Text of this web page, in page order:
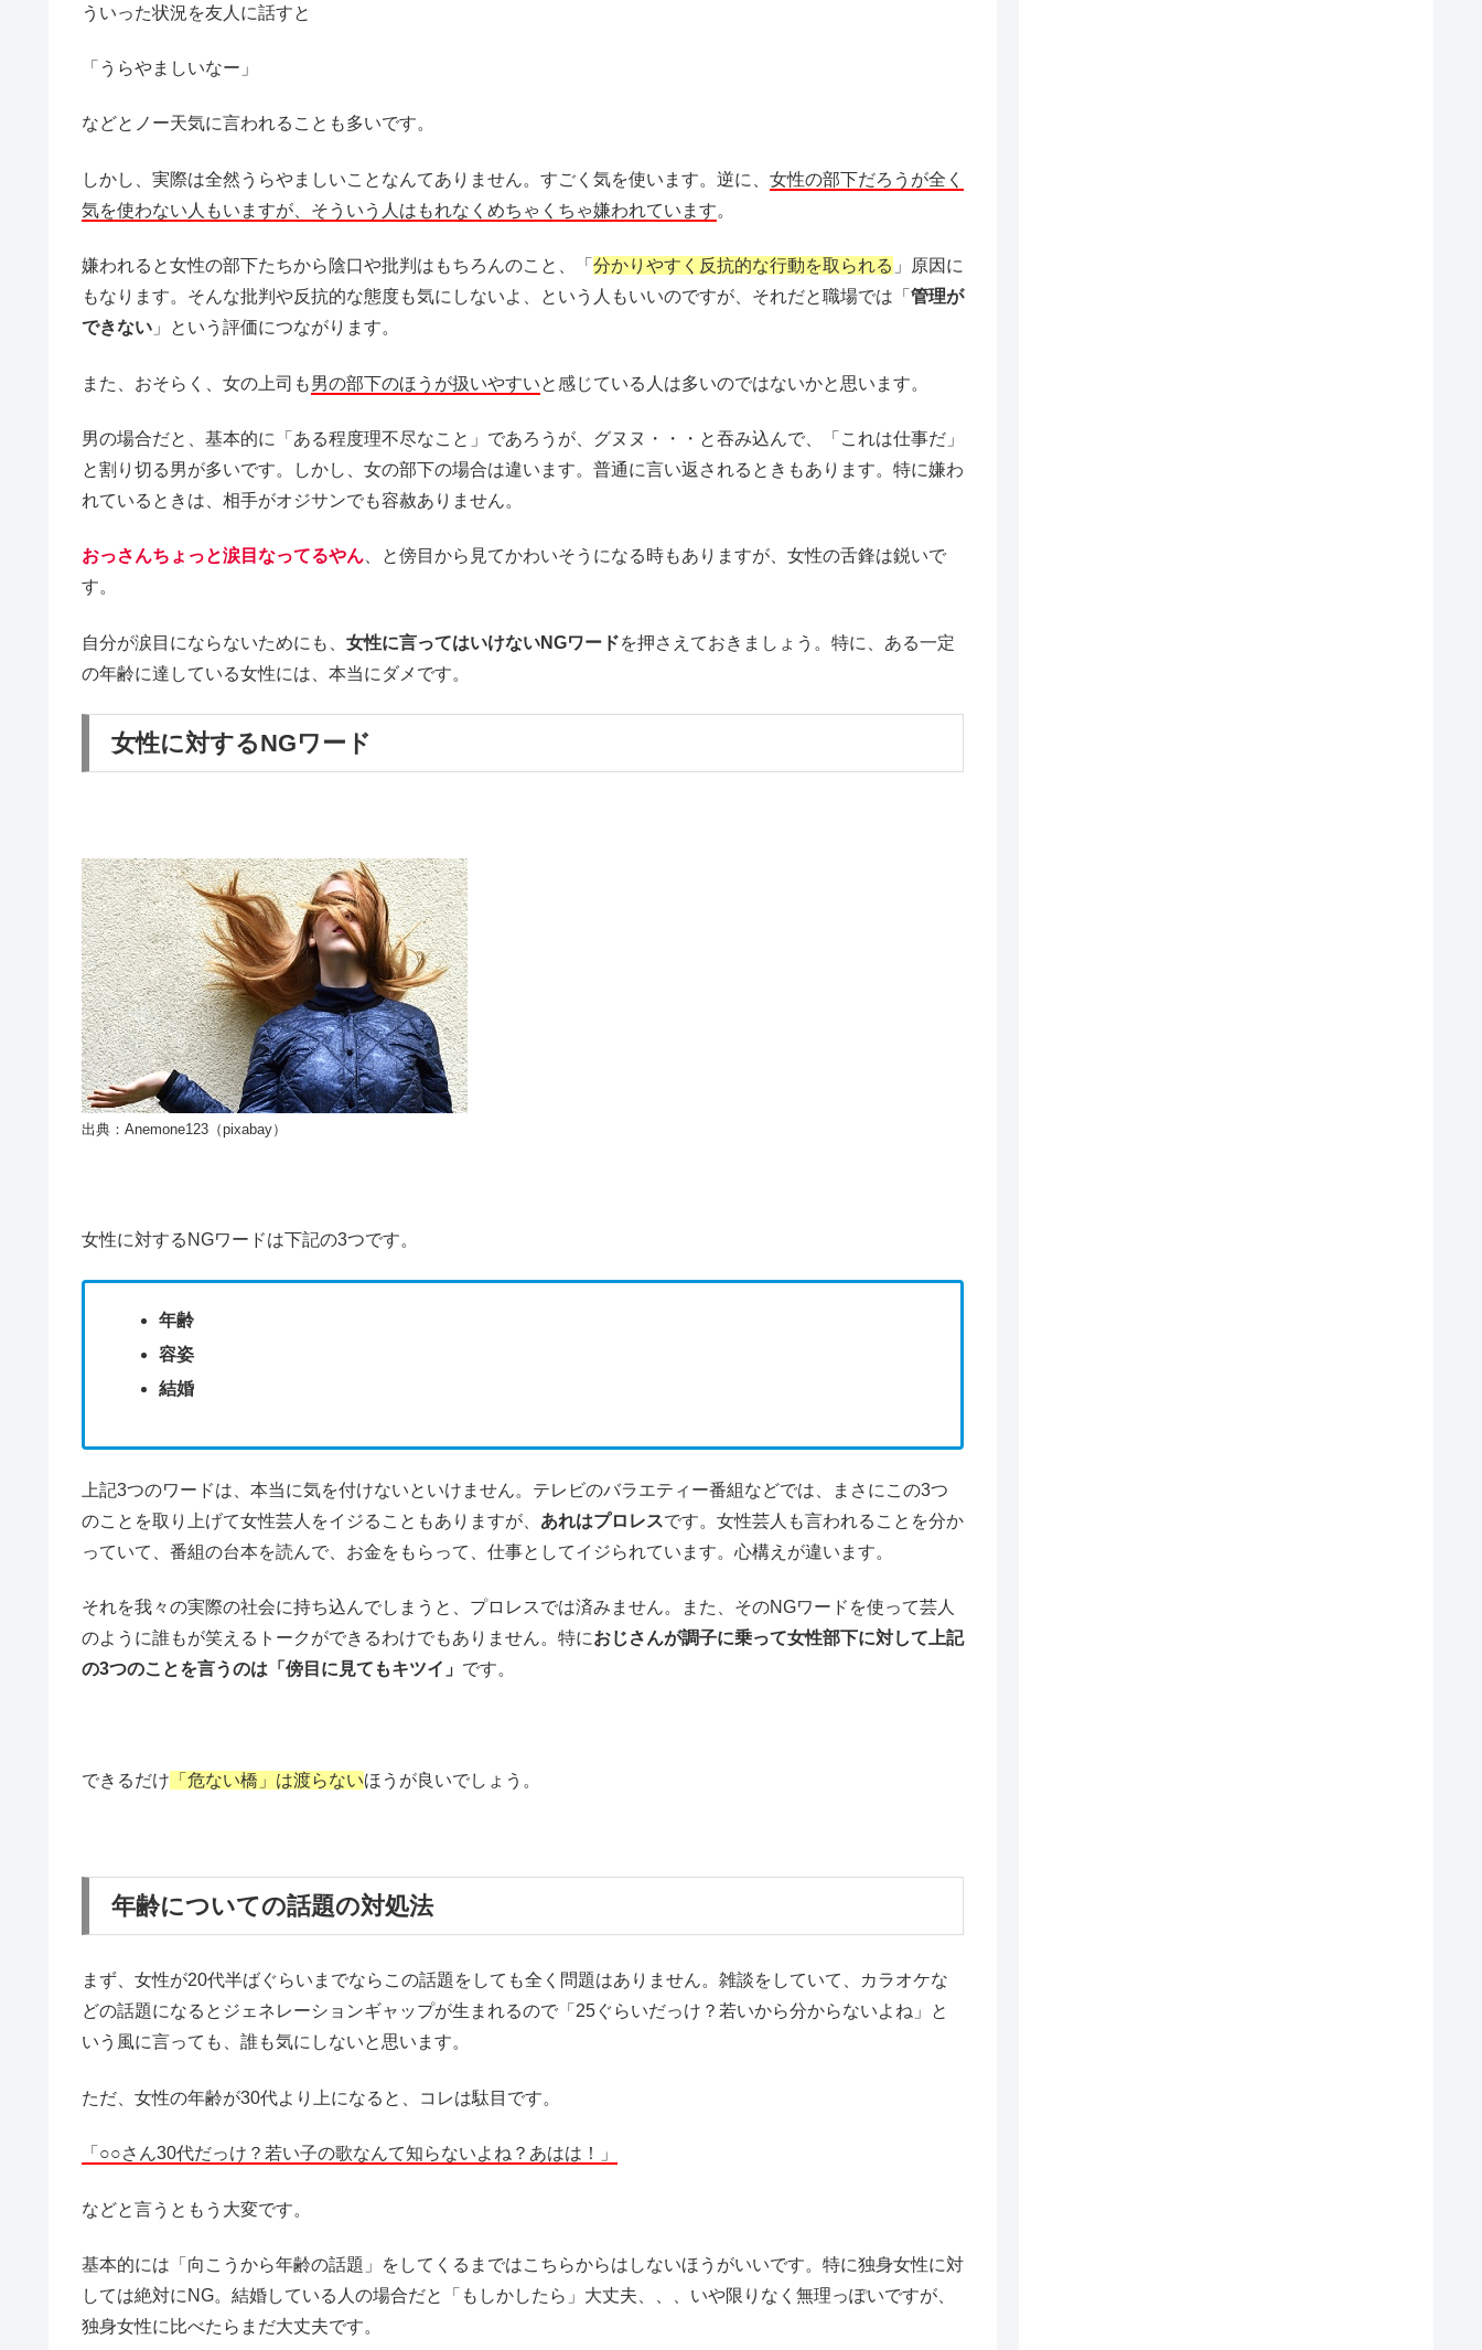
ういった状況を友人に話すと
「うらやましいなー」
などとノー天気に言われることも多いです。
しかし、実際は全然うらやましいことなんてありません。すごく気を使います。逆に、 女性の部下だろうが全く
気を使わない人もいますが、そういう人はもれなくめちゃくちゃ嫌われています。
嫌われると女性の部下たちから陰口や批判はもちろんのこと、「 分かりやすく反抗的な行動を取られる 」原因に
もなります。そんな批判や反抗的な態度も気にしないよ、という人もいいのですが、それだと職場では「 管理が
できない 」という評価につながります。
また、おそらく、女の上司も男の部下のほうが扱いやすいと感じている人は多いのではないかと思います。
男の場合だと、基本的に「ある程度理不尽なこと」であろうが、グヌヌ・・・と吞み込んで、「これは仕事だ」
と割り切る男が多いです。しかし、女の部下の場合は違います。普通に言い返されるときもあります。特に嫌わ
れているときは、相手がオジサンでも容赦ありません。
おっさんちょっと涙目なってるやん 、と傍目から見てかわいそうになる時もありますが、女性の舌鋒は鋭いで
す。
自分が涙目にならないためにも、 女性に言ってはいけないNGワードを押さえておきましょう。特に、ある一定
の年齢に達している女性には、本当にダメです。
女性に対するNGワード
出典：Anemone123（pixabay）
女性に対するNGワードは下記の3つです。
年齢
容姿
結婚
上記3つのワードは、本当に気を付けないといけません。テレビのバラエティー番組などでは、まさにこの3つ
のことを取り上げて女性芸人をイジることもありますが、 あれはプロレスです。女性芸人も言われることを分か
っていて、番組の台本を読んで、お金をもらって、仕事としてイジられています。心構えが違います。
それを我々の実際の社会に持ち込んでしまうと、プロレスでは済みません。また、そのNGワードを使って芸人
のように誰もが笑えるトークができるわけでもありません。特におじさんが調子に乗って女性部下に対して上記
の3つのことを言うのは「傍目に見てもキツイ」 です。
できるだけ 「危ない橋」は渡らないほうが良いでしょう。
年齢についての話題の対処法
まず、女性が20代半ばぐらいまでならこの話題をしても全く問題はありません。雑談をしていて、カラオケな
どの話題になるとジェネレーションギャップが生まれるので「25ぐらいだっけ？若いから分からないよね」と
いう風に言っても、誰も気にしないと思います。
ただ、女性の年齢が30代より上になると、コレは駄目です。
「○○さん30代だっけ？若い子の歌なんて知らないよね？あはは！」
などと言うともう大変です。
基本的には「向こうから年齢の話題」をしてくるまではこちらからはしないほうがいいです。特に独身女性に対
しては絶対にNG。結婚している人の場合だと「もしかしたら」大丈夫、、、いや限りなく無理っぽいですが、
独身女性に比べたらまだ大丈夫です。